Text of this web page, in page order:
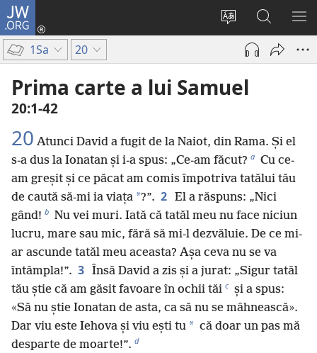
JW.ORG
Schimbaţi
limba
site-
ului
Conectează-
deschide
fereastră
Căutați
pe
JW.ORG
1Sa 20
Prima carte a lui Samuel
20:1-42
20 Atunci David a fugit de la Naiot, din Rama. Și el
s-a dus la Ionatan și i-a spus: „Ce-am făcut? a Cu ce-
am greșit și ce păcat am comis împotriva tatălui tău
de caută să-mi ia viața *?”. 2 El a răspuns: „Nici
gând! b Nu vei muri. Iată că tatăl meu nu face niciun
lucru, mare sau mic, fără să mi-l dezvăluie. De ce mi-
ar ascunde tatăl meu aceasta? Așa ceva nu se va
întâmpla!”. 3 Însă David a zis și a jurat: „Sigur tatăl
tău știe că am găsit favoare în ochii tăi c și a spus:
«Să nu știe Ionatan de asta, ca să nu se mâhnească».
Dar viu este Iehova și viu ești tu * că doar un pas mă
desparte de moarte!”. d